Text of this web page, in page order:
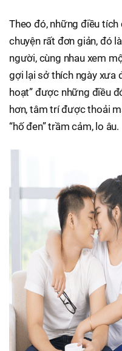
Theo đó, những điều
chuyện rất đơn giản, đó
người, cùng nhau xem
gợi lại sở thích ngày xưa
hoạt” được những điều
hơn, tâm trí được thoải
“hố đen” trầm cảm, lo âu.